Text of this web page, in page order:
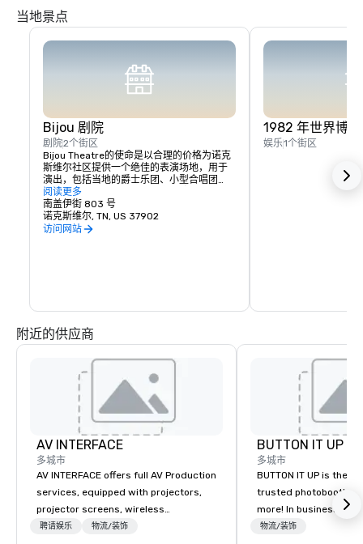
当地景点
Bijou 剧院
剧院2个街区
Bijou Theatre的使命是以合理的价格为诺克
斯维尔社区提供一个绝佳的表演场地，用于
演出，包括当地的爵士乐团、小型合唱团
体、独奏和小型器乐团体、学生歌剧制作和
当地音乐剧。此外，Bijou致力于举办特殊的
文化和娱乐活动，以丰富东田纳西州的生
活，刺激文化多样性，促进市中心的发展，
阅读更多
南盖伊街 803 号
诺克斯维尔, TN, US 37902
访问网站
1982 年世界博
娱乐1个街区
附近的供应商
AV INTERFACE
多城市
AV INTERFACE offers full AV Production
services, equipped with projectors,
projector screens, wireless
microphones, powered speakers, flat
聘请娱乐 物流/装饰
BUTTON IT UP
多城市
BUTTON IT UP is the
trusted photobooth
more! In business for 35+ years, we
have the largest
物流/装饰